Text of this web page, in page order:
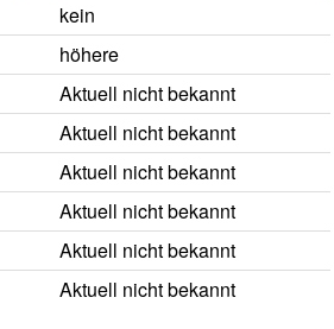
kein
höhere
Aktuell nicht bekannt
Aktuell nicht bekannt
Aktuell nicht bekannt
Aktuell nicht bekannt
Aktuell nicht bekannt
Aktuell nicht bekannt